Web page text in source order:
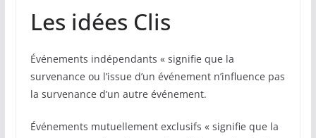
Les idées Clis
Événements indépendants « signifie que la
survenance ou l’issue d’un événement n’influence pas
la survenance d’un autre événement.
Événements mutuellement exclusifs « signifie que la